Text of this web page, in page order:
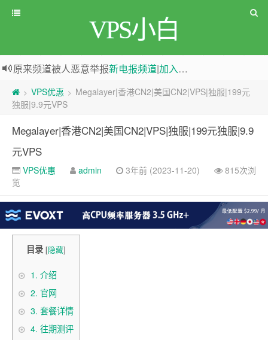
VPS小白
原来频道被人恶意举报新电报频道|加入电报群
greenwebpage|香港|日本|新加坡|美国等多地vps测评|移动直连|1Gbps带宽|年付€29
> VPS优惠 > Megalayer|香港CN2|美国CN2|VPS|独服|199元
独服|9.9元VPS
Megalayer|香港CN2|美国CN2|VPS|独服|199元独服|9.9
元VPS
VPS优惠 admin 3年前 (2023-11-20)
815次浏
览
目录 [隐藏]
1. 介绍
2. 官网
3. 套餐详情
4. 往期测评